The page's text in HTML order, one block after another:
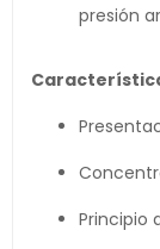
presión
Principio